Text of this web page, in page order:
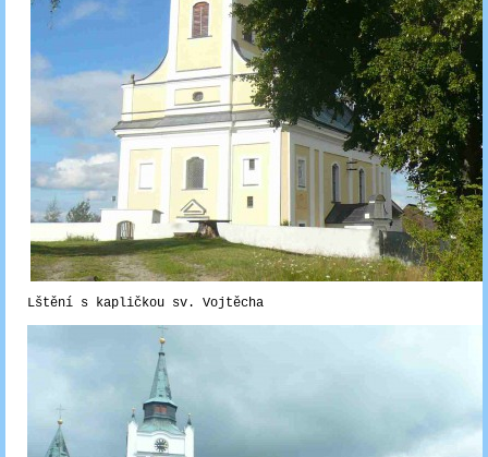
Lštění s kapličkou sv. Vojtěcha